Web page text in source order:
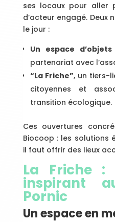
ses locaux pour aller
d’acteur engagé. Deux
le jour :
Un espace
partenariat avec
“La Friche”, un tiers-
citoyennes et
transition écologique.
Ces ouvertures
Biocoop : les solutions
il faut offrir des lieux
La Friche :
inspirant
Pornic
Un espace en